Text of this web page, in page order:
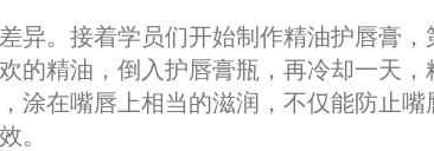
异。接着学员们开始制作精油护唇膏
的精油，倒入护唇膏瓶，再冷却一天，
涂在嘴唇上相当的滋润，不仅能防止嘴
。